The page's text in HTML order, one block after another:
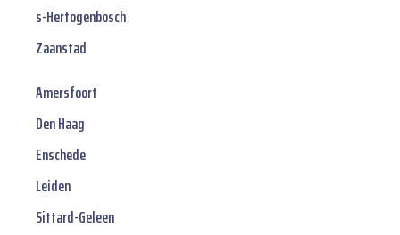
s-Hertogenbosch
Zaanstad
Amersfoort
Den Haag
Enschede
Leiden
Sittard-Geleen